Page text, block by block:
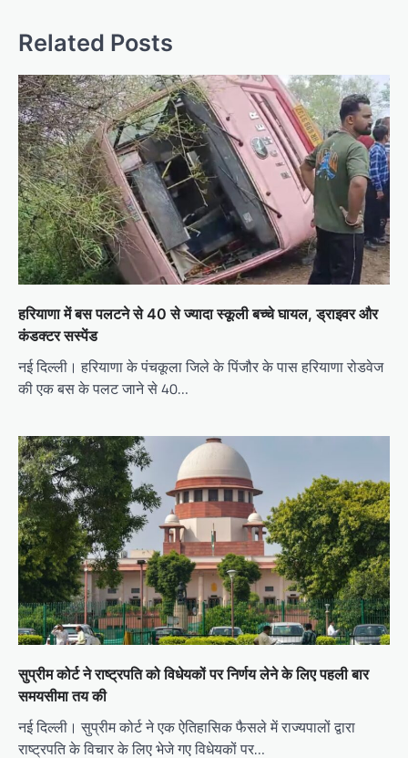
Related Posts
हरियाणा में बस पलटने से 40 से ज्यादा स्कूली बच्चे घायल, ड्राइवर और
कंडक्टर सस्पेंड
नई दिल्ली। हरियाणा के पंचकूला जिले के पिंजौर के पास हरियाणा रोडवेज
की एक बस के पलट जाने से 40…
सुप्रीम कोर्ट ने राष्ट्रपति को विधेयकों पर निर्णय लेने के लिए पहली बार
समयसीमा तय की
नई दिल्ली। सुप्रीम कोर्ट ने एक ऐतिहासिक फैसले में राज्यपालों द्वारा
राष्ट्रपति के विचार के लिए भेजे गए विधेयकों पर…